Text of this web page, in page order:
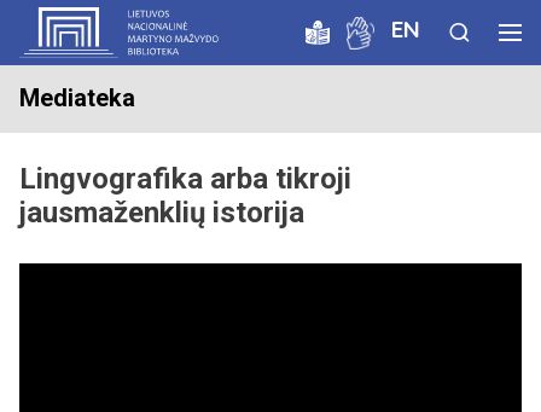
EN
Mediateka
Lingvografika arba tikroji
jausmaženklių istorija